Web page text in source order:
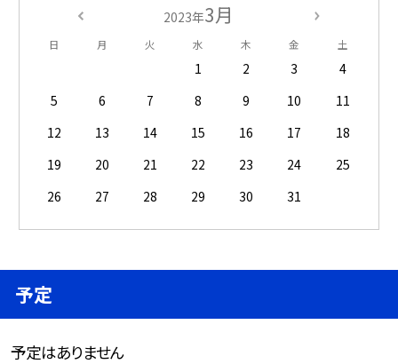
2023年3月
日 月 火 水 木 金 土
1 2 3
4
5
6 7 8 9 10
11
12
13 14 15 16 17
18
19
20 21 22 23 24
25
26
27 28 29 30 31
予定
予定はありません